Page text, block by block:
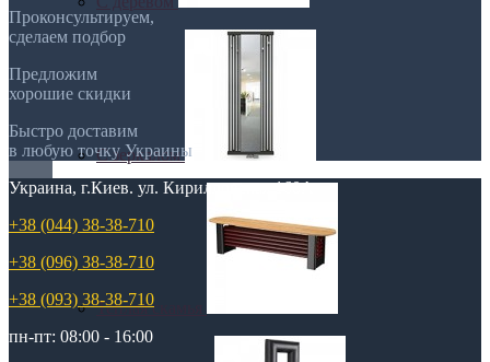
С зеркалом
Теплая скамья
Проконсультируем,
сделаем подбор
Предложим
хорошие скидки
Быстро доставим
в любую точку Украины
Украина, г.Киев. ул. Кирилловская,160А
+38 (044) 38-38-710
+38 (096) 38-38-710
+38 (093) 38-38-710
пн-пт: 08:00 - 16:00